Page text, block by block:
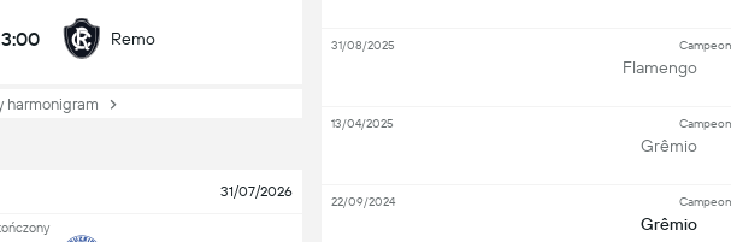
Remo
harmonigram
31/07/2026
Flamengo
31/08/2025
Grêmio
13/04/2025
Grêmio
22/09/2024